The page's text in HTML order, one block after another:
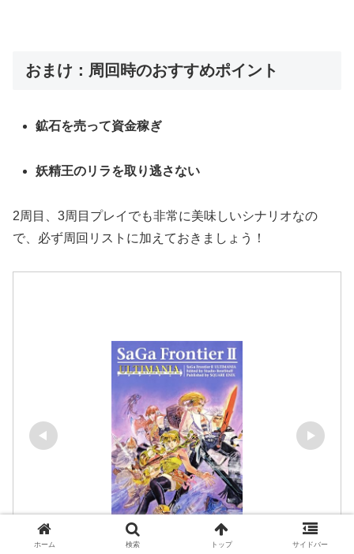
おまけ：周回時のおすすめポイント
鉱石を売って資金稼ぎ
妖精王のリラを取り逃さない
2周目、3周目プレイでも非常に美味しいシナリオなの
で、必ず周回リストに加えておきましょう！
ホーム 検索 トップ サイドバー